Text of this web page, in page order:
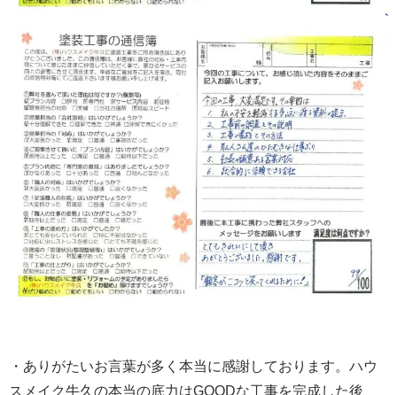
・ありがたいお言葉が多く本当に感謝しております。ハウ
スメイク牛久の本当の底力はGOODな工事を完成した後